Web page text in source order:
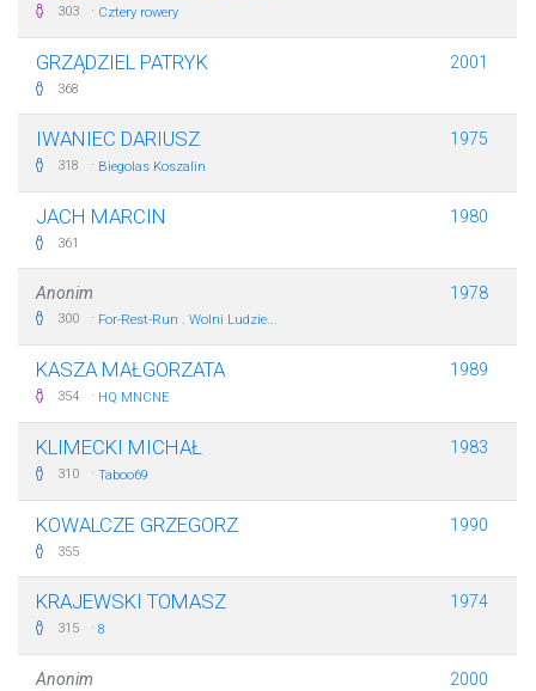
303 · Cztery rowery
GRZĄDZIEL PATRYK
368
2001
IWANIEC DARIUSZ
318 · Biegolas Koszalin
1975
JACH MARCIN
361
1980
Anonim
300 · For-Rest-Run . Wolni Ludzie...
1978
KASZA MAŁGORZATA
354 · HQ MNCNE
1989
KLIMECKI MICHAŁ
310 · Taboo69
1983
KOWALCZE GRZEGORZ
355
1990
KRAJEWSKI TOMASZ
315 · 8
1974
Anonim 2000